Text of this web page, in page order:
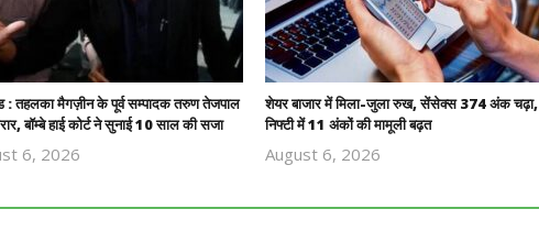
: तहलका मैगज़ीन के पूर्व सम्पादक तरुण तेजपाल
बॉम्बे हाई कोर्ट ने सुनाई 10 साल की सजा
6, 2026
शेयर बाजार में मिला-जुला रुख, सेंसेक्स 374 अंक चढ़ा,
निफ्टी में 11 अंकों की मामूली बढ़त
August 6, 2026